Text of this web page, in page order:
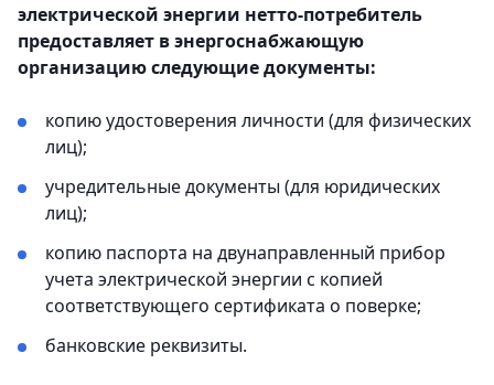
электрической энергии нетто-потребитель
предоставляет в энергоснабжающую
организацию следующие документы:
копию удостоверения личности (для физических
лиц);
учредительные документы (для юридических
лиц);
копию паспорта на двунаправленный прибор
учета электрической энергии с копией
соответствующего сертификата о поверке;
банковские реквизиты.